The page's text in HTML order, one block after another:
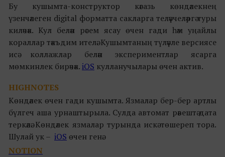
Бу кушымта-конструктор кәгазь көндәлекнең
үзенчәлеген digital форматта сакларга теләүчеләргә туры
киләчәк. Кул белән рәсем ясау өчен гади һәм уңайлы
кораллар тәкъдим ителә. Кушымтаның түләүле версиясе
исә коллажлар белән экспериментлар ясарга
мөмкинлек бирәчәк.iOS кулланучылары өчен актив.
HIGHNOTES
Көндәлек өчен гади кушымта. Язмалар бер-бер артлы
бүлгеч аша урнаштырыла. Сулда автомат рәвештә дата
теркәлә. Көндәлек язмалар турында искә төшереп тора.
Шулай ук – iOS өчен генә.
NOTION